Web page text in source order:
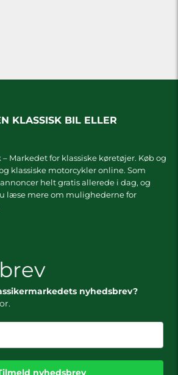
KLASSISK BIL ELLER
Markedet for klassiske køretøjer. Køb og
klassiske motorcykler online. Som
helt gratis allerede i dag, og
læse mere om mulighederne for
nyhedsbrev?
nyhedsbrev